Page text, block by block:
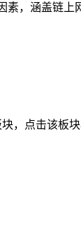
素，涵盖链上
，点击该板